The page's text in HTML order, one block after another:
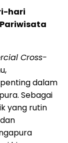
hari
Cross-
dalam
Sebagai
yang rutin